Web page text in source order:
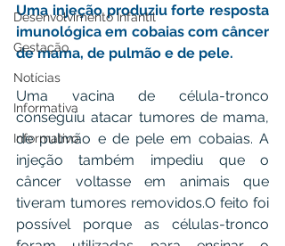
Desenvolvimento Infantil
Gestação
Notícias
Informativa
Informativo
Uma injeção produziu forte resposta
imunológica em cobaias com câncer
de mama, de pulmão e de pele.
Uma vacina de célula-tronco
conseguiu atacar tumores de mama,
de pulmão e de pele em cobaias. A
injeção também impediu que o
câncer voltasse em animais que
tiveram tumores removidos.O feito foi
possível porque as células-tronco